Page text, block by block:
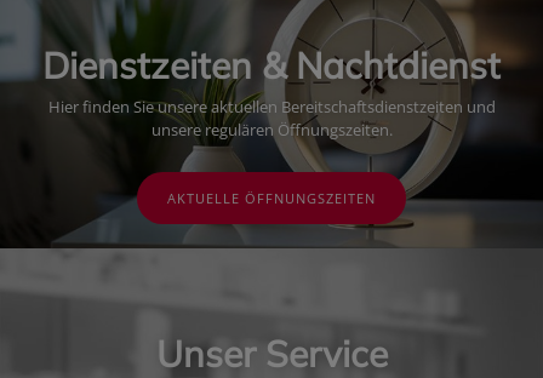
Dienstzeiten & Nachtdienst
Hier finden Sie unsere aktuellen Bereitschaftsdienstzeiten und
unsere regulären Öffnungszeiten.
AKTUELLE ÖFFNUNGSZEITEN
Unser Service